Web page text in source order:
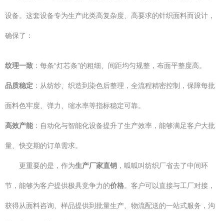
设备。这套设备专为生产此类高复杂度、高要求的针织面料而设计，
确保了：
纹理一致 ：每条“灯芯条”的粗细、间距均匀规整，布面平整度高。
品质稳定 ：从纺纱、织造到染色后整理，全流程精密控制，保障每批
面料色牢度、弹力、缩水率等指标稳定可靠。
高效产能 ：自动化与智能化设备提升了生产效率，能够满足客户大批
量、快交期的订单需求。
更重要的是，作为生产厂家直销 ，呱呱叫纺织厂省去了中间环
节，能够为客户提供极具竞争力的价格。客户可以直接与工厂对接，
获得从面料咨询、样品提供到批量生产、物流配送的一站式服务，沟